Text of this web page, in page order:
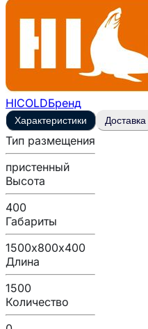
HICOLDБренд
Характеристики Доставка
Тип размещения
пристенный
Высота
400
Габариты
1500х800х400
Длина
1500
Количество